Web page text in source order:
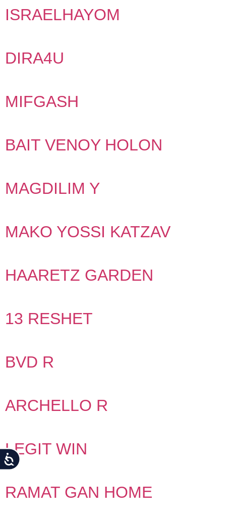
Accessibility
ISRAELHAYOM
DIRA4U
MIFGASH
BAIT VENOY HOLON
MAGDILIM Y
MAKO YOSSI KATZAV
HAARETZ GARDEN
13 RESHET
BVD R
ARCHELLO R
LEGIT WIN
RAMAT GAN HOME